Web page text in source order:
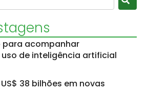
para acompanhar
de inteligência artificial
38 bilhões em novas